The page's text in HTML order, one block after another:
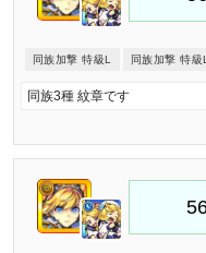
同族加撃 特級L 同族加撃 特級L
同族3種 紋章です